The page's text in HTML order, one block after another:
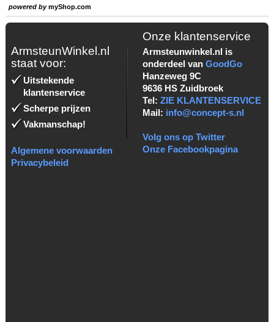
powered bymyShop.com
ArmsteunWinkel.nl
staat voor:
Uitstekende
klantenservice
Scherpe prijzen
Vakmanschap!
Algemene voorwaarden
Privacybeleid
Onze klantenservice
Armsteunwinkel.nl is
onderdeel van GoodGo
Hanzeweg 9C
9636 HS Zuidbroek
Tel: ZIE KLANTENSERVICE
Mail: info@concept-s.nl
Volg ons op Twitter
Onze Facebookpagina